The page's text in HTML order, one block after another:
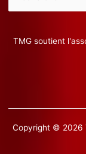
TMG soutient
Copyright © 2026